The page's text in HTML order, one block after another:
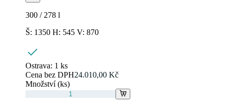
300 / 278 l
Š: 1350 H: 545 V: 870
Ostrava: 1 ks
Cena bez DPH24.010,00 Kč
Množství (ks)